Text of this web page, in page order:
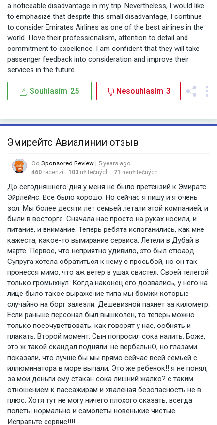
a noticeable disadvantage in my trip. Nevertheless, I would like
to emphasize that despite this small disadvantage, I continue
to consider Emirates Airlines as one of the best airlines in the
world. I love their professionalism, attention to detail and
commitment to excellence. I am confident that they will take
passenger feedback into consideration and improve their
services in the future.
Souhlasím 25 Nesouhlasím 3
Эмирейтс Авиалинии отзыв
Od Sponsored Review | 5 years ago
460 recenzí 103 užitečných 71 neužitečných
До сегодняшнего дня у меня не было претензий к Эмиратс
Эйрлейнс. Все было хорошо. Но сейчас я пишу и я очень
зол. Мы более десяти лет семьей летали этой компанией, и
были в восторге. Сначала нас просто на руках носили, и
питание, и внимание. Теперь ребята испоганились, как мне
кажеста, какое-то вымирание сервиса. Летели в Дубай в
марте. Первое, что неприятно удивило, это был стюард.
Супруга хотела обратиться к нему с просьбой, но он так
пронесся мимо, что аж ветер в ушах свистел. Своей телегой
только громыхнул. Когда наконец его дозвались, у него на
лице было такое выражение типа мы бомжи которые
случайно на борт залезли. Дешевизной пахнет за километр.
Если раньше персонал был вышколен, то теперь можно
только посочувствовать. как говорят у нас, ообнять и
плакать. Второй момент. Сын попросил сока налить. Боже,
это ж такой скандал подняли. не вербальнО, но глазами
показали, что лучше бы мы прямо сейчас всей семьей с
иллюминатора в море выпали. Это же ребенок!! я не понял,
за мои деньги ему стакан сока лишний жалко? с таким
отношением к пассажирам и хваленая безопасность не в
плюс. Хотя тут не могу ничего плохого сказать, всегда
полеты нормально и самолеты новенькие чистые.
Исправьте сервис!!!!